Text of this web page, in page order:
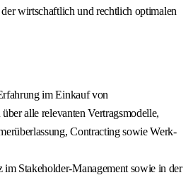
wirtschaftlich und rechtlich optimalen
im Einkauf von
alle relevanten Vertragsmodelle,
Contracting sowie Werk-
im Stakeholder-Management sowie in der